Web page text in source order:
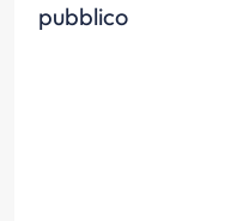
pubblico